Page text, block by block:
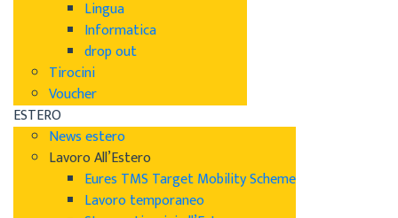
Lingua
Informatica
drop out
Tirocini
Voucher
ESTERO
News estero
Lavoro All’Estero
Eures TMS Target Mobility Scheme
Lavoro temporaneo